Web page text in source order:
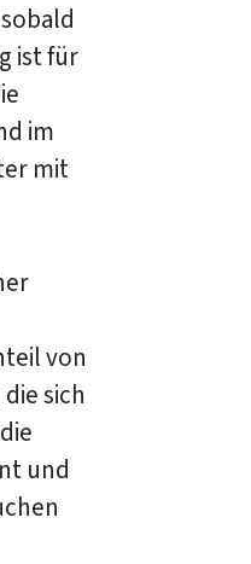
ist für
im
mit
von
sich
und